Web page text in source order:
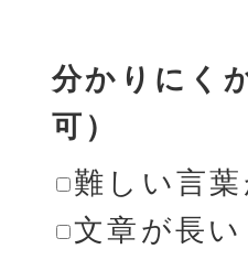
分かりにく
可）
難しい言
文章が長い